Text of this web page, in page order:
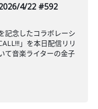
4/22 #592
記念したコラボレーシ
」を本日配信リリ
て音楽ライターの金子